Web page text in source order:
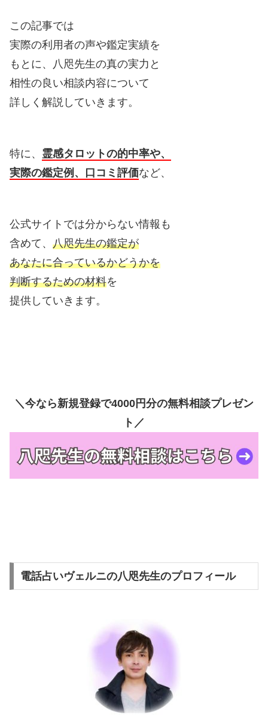
この記事では
実際の利用者の声や鑑定実績を
もとに、八咫先生の真の実力と
相性の良い相談内容について
詳しく解説していきます。
特に、 霊感タロットの的中率や、
実際の鑑定例、口コミ評価など、
公式サイトでは分からない情報も
含めて、 八咫先生の鑑定が
あなたに合っているかどうかを
判断するための材料を
提供していきます。
＼今なら新規登録で4000円分の無料相談プレゼン
ト／
電話占いヴェルニの八咫先生のプロフィール